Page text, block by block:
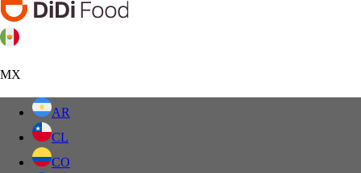
MX
AR
CL
CO